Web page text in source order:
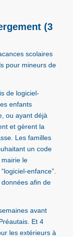
(3
scolaires
pour mineurs de
delogiciel-
enfants
ou ayant déjà
et gèrent la
Les familles
un code
le
enfance”.
afin de
avant
Et 4
les extérieurs à